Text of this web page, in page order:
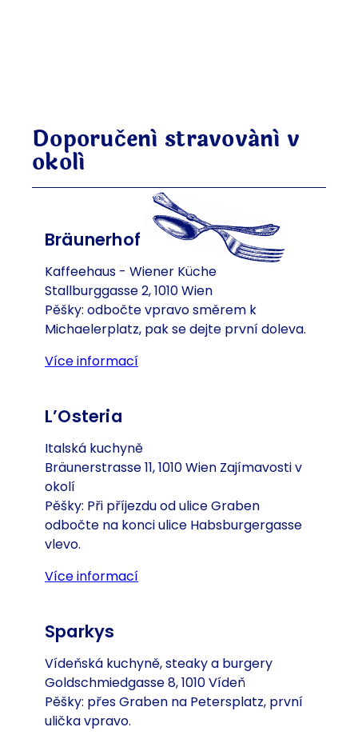
Doporučení stravování v
okolí
Bräunerhof
Kaffeehaus - Wiener Küche
Stallburggasse 2, 1010 Wien
Pěšky: odbočte vpravo směrem k
Michaelerplatz, pak se dejte první doleva.
Více informací
L’Osteria
Italská kuchyně
Bräunerstrasse 11, 1010 Wien Zajímavosti v
okolí
Pěšky: Při příjezdu od ulice Graben
odbočte na konci ulice Habsburgergasse
vlevo.
Více informací
Sparkys
Vídeňská kuchyně, steaky a burgery
Goldschmiedgasse 8, 1010 Vídeň
Pěšky: přes Graben na Petersplatz, první
ulička vpravo.